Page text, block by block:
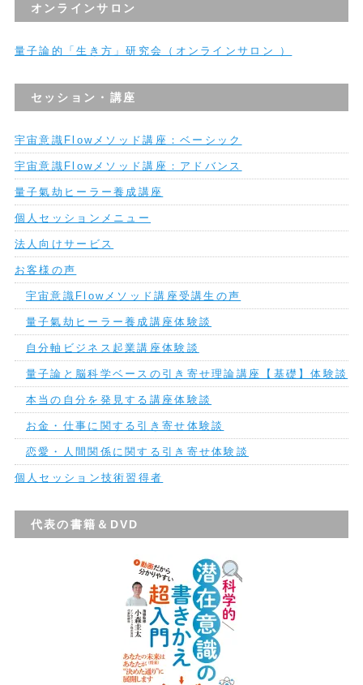
オンラインサロン
量子論的「生き方」研究会（オンラインサロン ）
セッション・講座
宇宙意識Flowメソッド講座：ベーシック
宇宙意識Flowメソッド講座：アドバンス
量子氣劫ヒーラー養成講座
個人セッションメニュー
法人向けサービス
お客様の声
宇宙意識Flowメソッド講座受講生の声
量子氣劫ヒーラー養成講座体験談
自分軸ビジネス起業講座体験談
量子論と脳科学ベースの引き寄せ理論講座【基礎】体験談
本当の自分を発見する講座体験談
お金・仕事に関する引き寄せ体験談
恋愛・人間関係に関する引き寄せ体験談
個人セッション技術習得者
代表の書籍＆DVD